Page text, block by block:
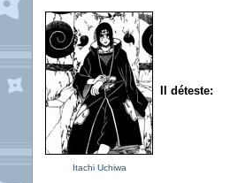
Itachi Uchiwa
Il déteste: